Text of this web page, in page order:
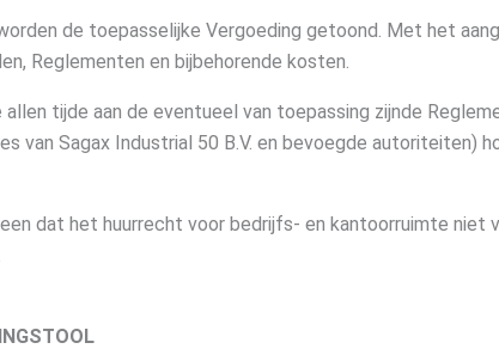
de toepasselijke Vergoeding getoond. Met het
Reglementen en bijbehorende kosten.
allen tijde aan de eventueel van toepassing zijnde
van Sagax Industrial 50 B.V. en bevoegde autoriteiten)
dat het huurrecht voor bedrijfs- en kantoorruimte